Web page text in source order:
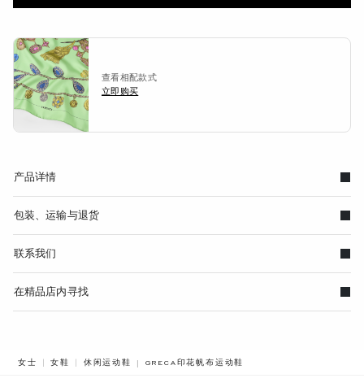
查看相配款式
立即购买
产品详情
包装、运输与退货
联系我们
在精品店内寻找
女士 女鞋 休闲运动鞋 BREADCRUMB.ADA.LABEL.CURRENT
GRECA印花帆布运动鞋